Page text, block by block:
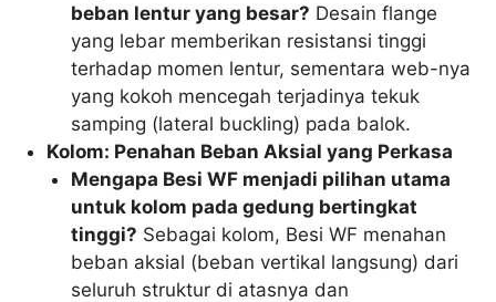
beban lentur yang besar? Desain flange
yang lebar memberikan resistansi tinggi
terhadap momen lentur, sementara web-nya
yang kokoh mencegah terjadinya tekuk
samping (lateral buckling) pada balok.
Kolom: Penahan Beban Aksial yang Perkasa
Mengapa Besi WF menjadi pilihan utama
untuk kolom pada gedung bertingkat
tinggi? Sebagai kolom, Besi WF menahan
beban aksial (beban vertikal langsung) dari
seluruh struktur di atasnya dan